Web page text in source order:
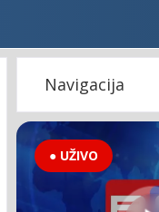
Navigacija
● UŽIVO